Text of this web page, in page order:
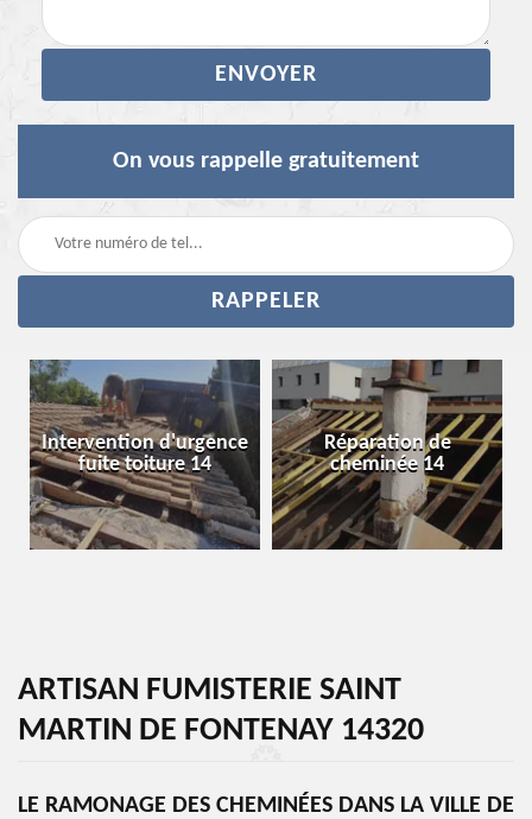
On vous rappelle gratuitement
Intervention d'urgence
fuite toiture 14
Réparation de
cheminée 14
ARTISAN FUMISTERIE SAINT
MARTIN DE FONTENAY 14320
LE RAMONAGE DES CHEMINÉES DANS LA VILLE DE